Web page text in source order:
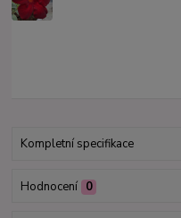
Kompletní specifikace
Hodnocení 0